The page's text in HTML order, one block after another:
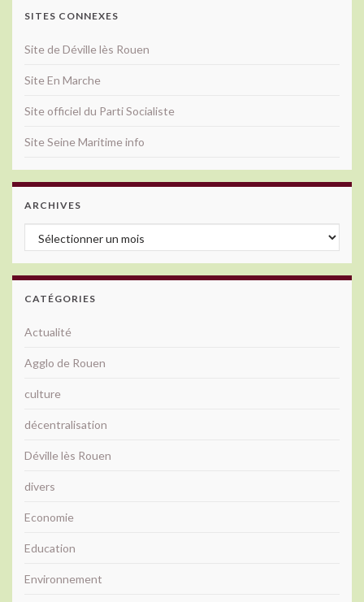
SITES CONNEXES
Site de Déville lès Rouen
Site En Marche
Site officiel du Parti Socialiste
Site Seine Maritime info
ARCHIVES
Archives
CATÉGORIES
Actualité
Agglo de Rouen
culture
décentralisation
Déville lès Rouen
divers
Economie
Education
Environnement